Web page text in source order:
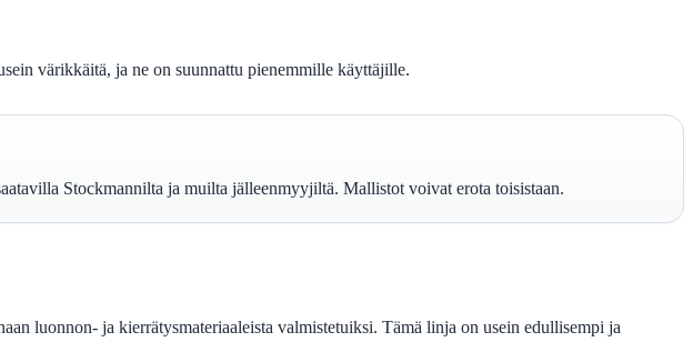
värikkäitä, ja ne on suunnattu pienemmille käyttäjille.
Stockmannilta ja muilta jälleenmyyjiltä. Mallistot voivat erota toisistaan.
luonnon- ja kierrätysmateriaaleista valmistetuiksi. Tämä linja on usein edullisempi ja